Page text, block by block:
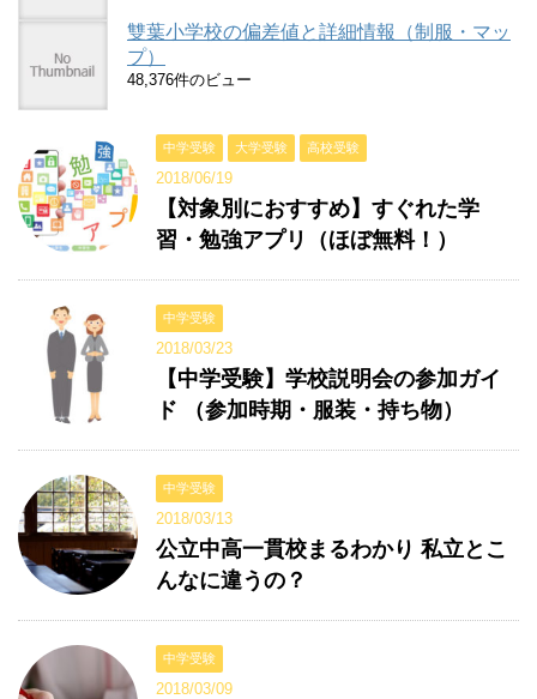
雙葉小学校の偏差値と詳細情報（制服・マッ
プ）
48,376件のビュー
中学受験 大学受験 高校受験
2018/06/19
【対象別におすすめ】すぐれた学
習・勉強アプリ（ほぼ無料！）
中学受験
2018/03/23
【中学受験】学校説明会の参加ガイ
ド （参加時期・服装・持ち物）
中学受験
2018/03/13
公立中高一貫校まるわかり 私立とこ
んなに違うの？
中学受験
2018/03/09